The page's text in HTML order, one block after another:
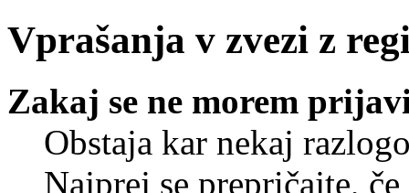
Vprašanja v zvezi z
Zakaj se ne morem
Obstaja kar nekaj
Najprej se prepričajte,